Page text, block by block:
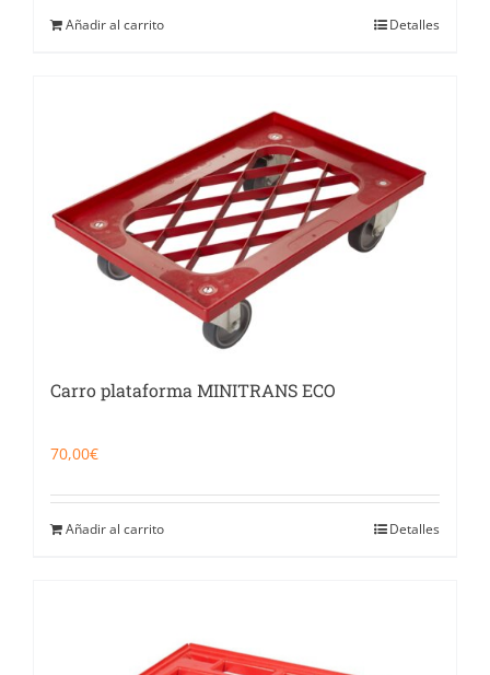
Añadir al carrito Detalles
Carro plataforma MINITRANS ECO
70,00€
Añadir al carrito Detalles